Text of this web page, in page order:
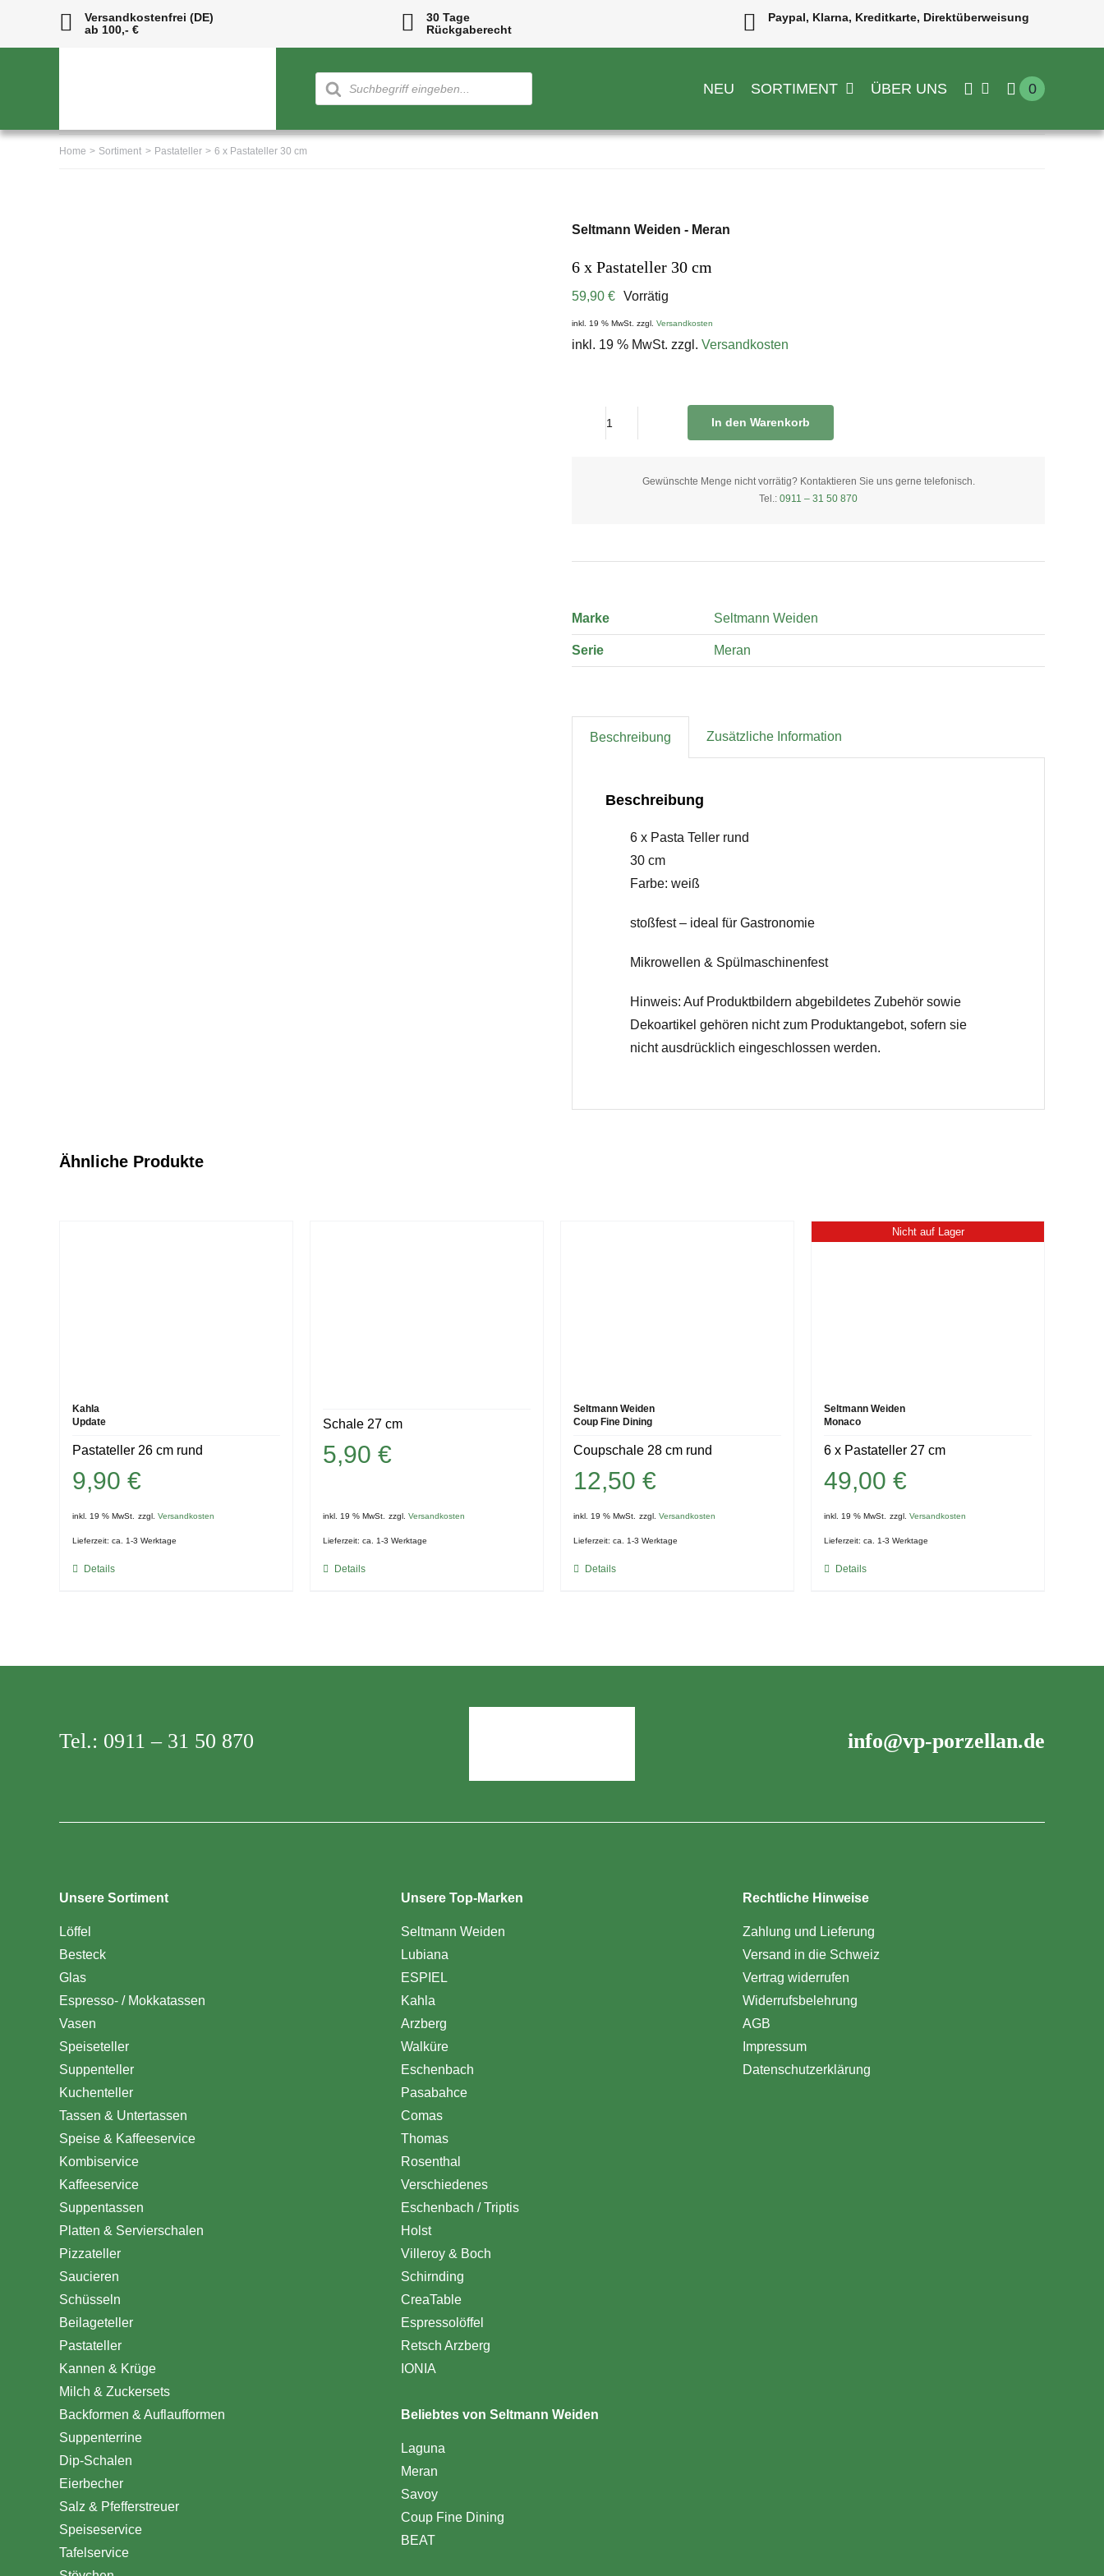
Versandkostenfrei (DE)
ab 100,- €
30 Tage
Rückgaberecht
Paypal, Klarna, Kreditkarte, Direktüberweisung
Products
search
NEU SORTIMENT ÜBER UNS 0
Home Sortiment Pastateller 6 x Pastateller 30 cm
Seltmann Weiden - Meran
6 x Pastateller 30 cm
59,90 € Vorrätig
inkl. 19 % MwSt. zzgl. Versandkosten
inkl. 19 % MwSt. zzgl. Versandkosten
Pastateller
In den Warenkorb
Gewünschte Menge nicht vorrätig? Kontaktieren Sie uns gerne telefonisch.
Tel.: 0911 – 31 50 870
Marke Seltmann Weiden
Serie Meran
Beschreibung Zusätzliche Information
Beschreibung
6 x Pasta Teller rund
30 cm
Farbe: weiß
stoßfest – ideal für Gastronomie
Mikrowellen & Spülmaschinenfest
Hinweis: Auf Produktbildern abgebildetes Zubehör sowie
Dekoartikel gehören nicht zum Produktangebot, sofern sie
nicht ausdrücklich eingeschlossen werden.
Ähnliche Produkte
Kahla
Update
Pastateller 26 cm rund
9,90 €
inkl. 19 % MwSt. zzgl. Versandkosten
Lieferzeit: ca. 1-3 Werktage
Details
Schale 27 cm
5,90 €
inkl. 19 % MwSt. zzgl. Versandkosten
Lieferzeit: ca. 1-3 Werktage
Details
Seltmann Weiden
Coup Fine Dining
Coupschale 28 cm rund
12,50 €
inkl. 19 % MwSt. zzgl. Versandkosten
Lieferzeit: ca. 1-3 Werktage
Details
Nicht auf Lager
Seltmann Weiden
Monaco
6 x Pastateller 27 cm
49,00 €
inkl. 19 % MwSt. zzgl. Versandkosten
Lieferzeit: ca. 1-3 Werktage
Details
Tel.: 0911 – 31 50 870 info@vp-porzellan.de
Unsere Sortiment
Löffel
Besteck
Glas
Espresso- / Mokkatassen
Vasen
Speiseteller
Suppenteller
Kuchenteller
Tassen & Untertassen
Speise & Kaffeeservice
Kombiservice
Kaffeeservice
Suppentassen
Platten & Servierschalen
Pizzateller
Saucieren
Schüsseln
Beilageteller
Pastateller
Kannen & Krüge
Milch & Zuckersets
Backformen & Auflaufformen
Suppenterrine
Dip-Schalen
Eierbecher
Salz & Pfefferstreuer
Speiseservice
Tafelservice
Unsere Top-Marken
Seltmann Weiden
Lubiana
ESPIEL
Kahla
Arzberg
Walküre
Eschenbach
Pasabahce
Comas
Thomas
Rosenthal
Verschiedenes
Eschenbach / Triptis
Holst
Villeroy & Boch
Schirnding
CreaTable
Espressolöffel
Retsch Arzberg
IONIA
Beliebtes von Seltmann Weiden
Laguna
Meran
Savoy
Coup Fine Dining
BEAT
Rechtliche Hinweise
Zahlung und Lieferung
Versand in die Schweiz
Vertrag widerrufen
Widerrufsbelehrung
AGB
Impressum
Datenschutzerklärung